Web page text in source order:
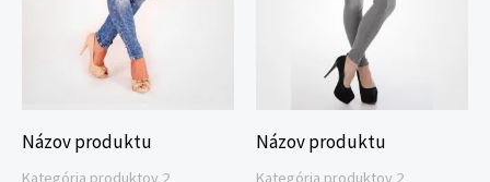
Názov produktu Názov produktu